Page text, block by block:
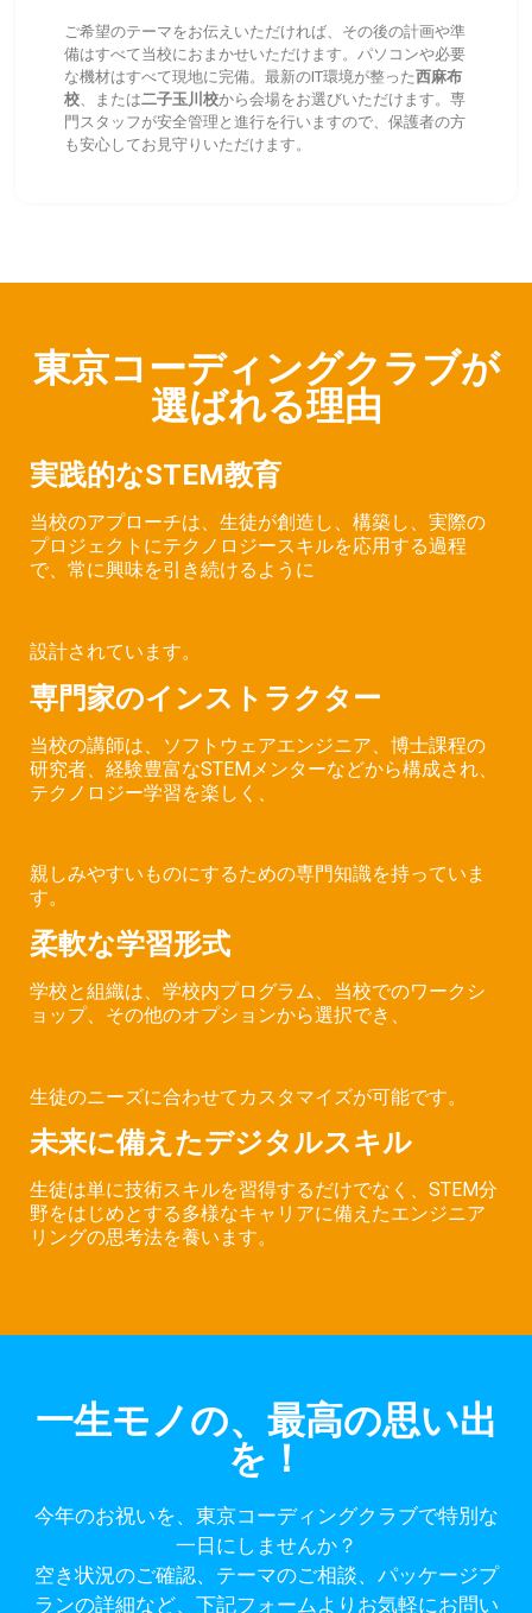
ご希望のテーマをお伝えいただければ、その後の計画や準
備はすべて当校におまかせいただけます。パソコンや必要
な機材はすべて現地に完備。最新のIT環境が整った西麻布
校 、または二子玉川校から会場をお選びいただけます。専
門スタッフが安全管理と進行を行いますので、保護者の方
も安心してお見守りいただけます。
東京コーディングクラブが
選ばれる理由
実践的なSTEM教育
当校のアプローチは、生徒が創造し、構築し、実際の
プロジェクトにテクノロジースキルを応用する過程
で、常に興味を引き続けるように
設計されています。
専門家のインストラクター
当校の講師は、ソフトウェアエンジニア、博士課程の
研究者、経験豊富なSTEMメンターなどから構成され、
テクノロジー学習を楽しく、
親しみやすいものにするための専門知識を持っていま
す。
柔軟な学習形式
学校と組織は、学校内プログラム、当校でのワークシ
ョップ、その他のオプションから選択でき、
生徒のニーズに合わせてカスタマイズが可能です。
未来に備えたデジタルスキル
生徒は単に技術スキルを習得するだけでなく、STEM分
野をはじめとする多様なキャリアに備えたエンジニア
リングの思考法を養います。
一生モノの、最高の思い出
を！
今年のお祝いを、東京コーディングクラブで特別な
一日にしませんか？
空き状況のご確認、テーマのご相談、パッケージプ
ランの詳細など、下記フォームよりお気軽にお問い